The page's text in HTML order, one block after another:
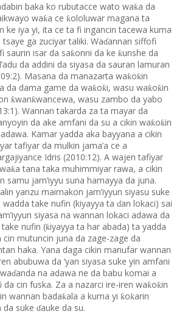
baka ko rubutacce wato waƙa da
waƙa ce ƙololuwar magana ta
ke iya yi, ita ce ta fi ingancin tacewa kuma
ga zuciyar taliki. Waɗannan siffofi
saurin isar da saƙonni da ke ƙunshe da
da addini da siyasa da sauran lamuran
Masana da manazarta waƙoƙin
da dama game da waƙoƙi, wasu waƙoƙin
ƙwanƙwancewa, wasu zambo da yabo
Wannan takarda za ta mayar da
da ake amfani da su a cikin waƙoƙin
Kamar yadda aka bayyana a cikin
tafiyar da mulkin jama’a ce a
Idris (2010:12). A wajen tafiyar
ƙa tana taka muhimmiyar rawa, a cikin
samu jam’iyyu suna hamayya da juna.
yanzu maimakon jam’iyyun siyasu suke
take nufin (kiyayya ta ɗan lokaci) sai
siyasa na wannan lokaci adawa da
nufin (ƙiyayya ta har abada) ta yadda
cin mutuncin juna da zage-zage da
haka. Yana daga cikin manufar wannan
abubuwa da ‘yan siyasa suke yin amfani
ɗanda na adawa ne da babu komai a
da cin fuska. Za a nazarci ire-iren waƙoƙin
wannan badaƙala a kuma yi ƙoƙarin
suke ɗauke da su.